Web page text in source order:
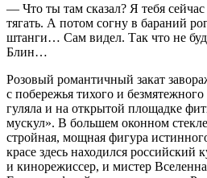
— Что ты там сказал? Я тебя
тягать. А потом согну в бараний
штанги… Сам видел. Так что не
Блин…
Розовый романтичный закат
с побережья тихого и
гуляла и на открытой площадке
мускул». В большем оконном
стройная, мощная фигура
красе здесь находился российский
и кинорежиссер, и мистер